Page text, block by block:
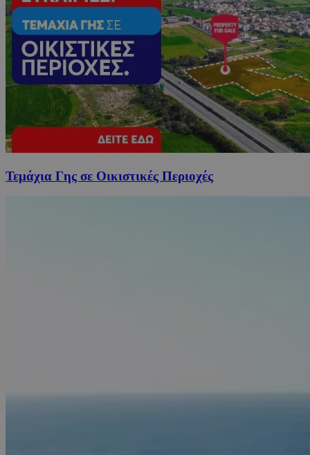
Τεμάχια Γης σε Οικιστικές Περιοχές